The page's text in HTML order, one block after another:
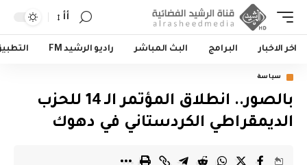
أأ
اخر الاخبار البرامج البث المباشر راديو الرشيد FM
سياسة
بالصور.. انطلاق المؤتمر الـ 14 للحزب
الديمقراطي الكردستاني في دهوك